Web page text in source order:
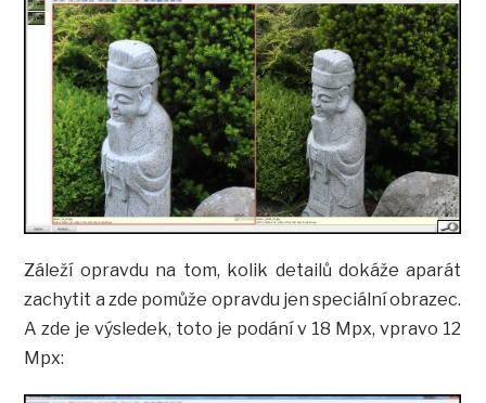
Záleží opravdu na tom, kolik detailů dokáže aparát
zachytit a zde pomůže opravdu jen speciální obrazec.
A zde je výsledek, toto je podání v 18 Mpx, vpravo 12
Mpx: